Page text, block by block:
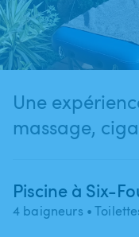
Une
massage,
Piscine à Six-
4 baigneurs •